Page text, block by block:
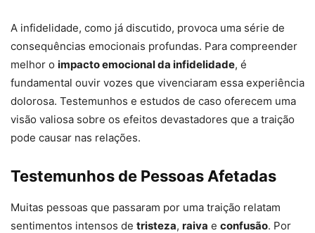
A infidelidade, como já discutido, provoca uma série de
consequências emocionais profundas. Para compreender
melhor o impacto emocional da infidelidade, é
fundamental ouvir vozes que vivenciaram essa experiência
dolorosa. Testemunhos e estudos de caso oferecem uma
visão valiosa sobre os efeitos devastadores que a traição
pode causar nas relações.
Testemunhos de Pessoas Afetadas
Muitas pessoas que passaram por uma traição relatam
sentimentos intensos de tristeza, raiva e confusão. Por